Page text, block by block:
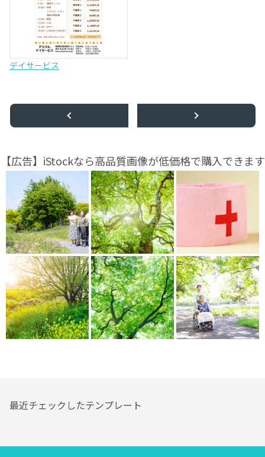
デイサービス
【広告】iStockなら高品質画像が低価格で購入できます
最近チェックしたテンプレート